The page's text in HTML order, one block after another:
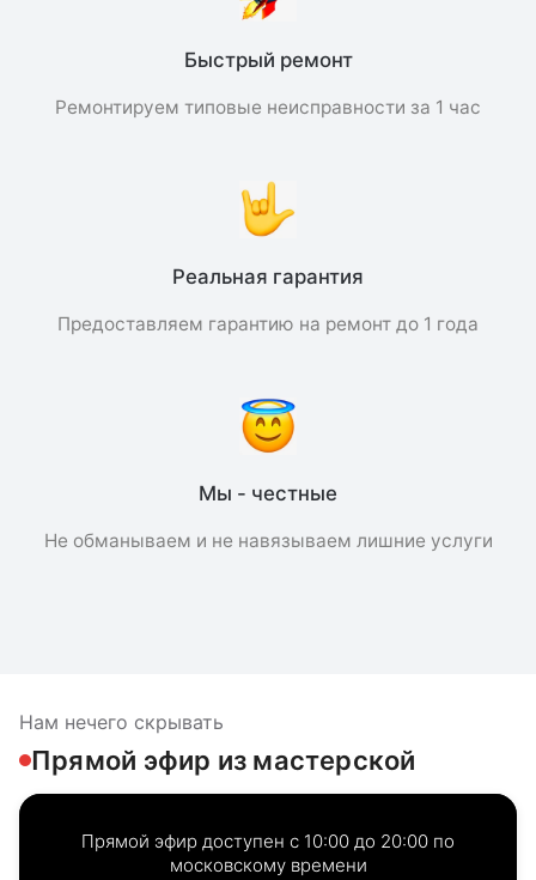
Быстрый ремонт
Ремонтируем типовые неисправности за 1 час
Реальная гарантия
Предоставляем гарантию на ремонт до 1 года
Мы - честные
Не обманываем и не навязываем лишние услуги
Нам нечего скрывать
Прямой эфир из мастерской
Прямой эфир доступен с 10:00 до 20:00 по
московскому времени